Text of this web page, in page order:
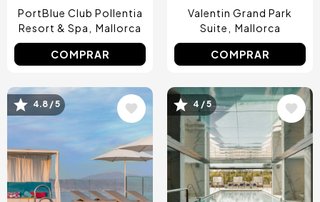
PortBlue Club Pollentia
Resort & Spa
Mallorca
COMPRAR
Valentin Grand Park
Suite
Mallorca
COMPRAR
Image
4.8 / 5 Image
4 / 5